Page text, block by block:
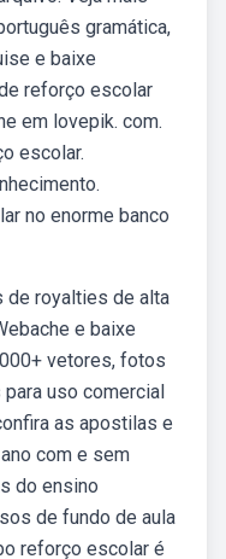
gramática,
e baixe
reforço escolar
em lovepik. com.
escolar.
no enorme banco
royalties de alta
e baixe
vetores, fotos
uso comercial
as apostilas e
com e sem
do ensino
de fundo de aula
reforço escolar é